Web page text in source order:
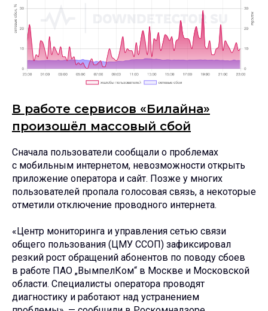
В работе сервисов «Билайна»
произошёл массовый сбой
Сначала пользователи сообщали о проблемах
с мобильным интернетом, невозможности открыть
приложение оператора и сайт. Позже у многих
пользователей пропала голосовая связь, а некоторые
отметили отключение проводного интернета.
«Центр мониторинга и управления сетью связи
общего пользования (ЦМУ ССОП) зафиксировал
резкий рост обращений абонентов по поводу сбоев
в работе ПАО „ВымпелКом“ в Москве и Московской
области. Специалисты оператора проводят
диагностику и работают над устранением